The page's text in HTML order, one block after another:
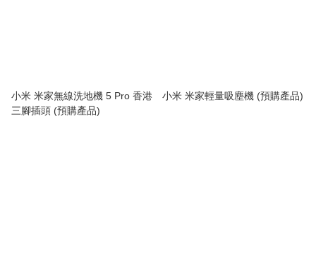
小米 米家無線洗地機 5 Pro 香港
三腳插頭 (預購產品)
小米 米家輕量吸塵機 (預購產品)